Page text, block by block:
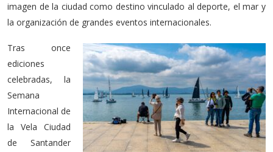
imagen de la ciudad como destino vinculado al deporte, el mar y
la organización de grandes eventos internacionales.
Tras once
ediciones
celebradas, la
Semana
Internacional de
la Vela Ciudad
de Santander